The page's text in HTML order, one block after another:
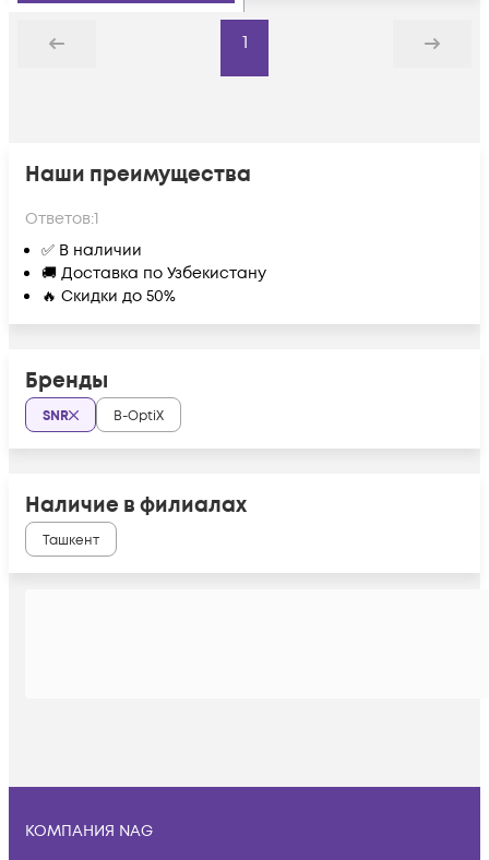
Назад
1
Дальше
Наши преимущества
Ответов:1
✅ В наличии
🚚 Доставка по Узбекистану
🔥 Скидки до 50%
Бренды
SNR B-OptiX
Наличие в филиалах
Ташкент
КОМПАНИЯ NAG